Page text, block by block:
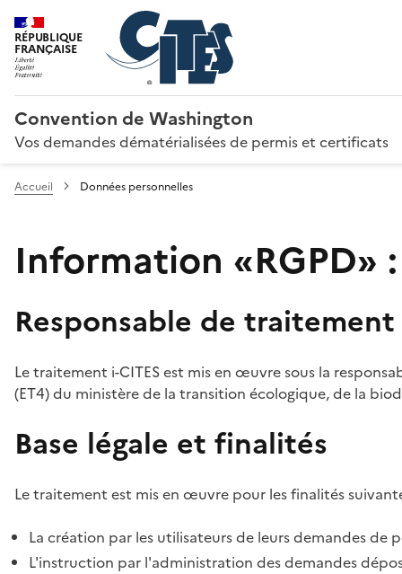
RÉPUBLIQUE
FRANÇAISE
Convention de Washington
Vos demandes dématérialisées de permis et certificats
Accueil Données personnelles
Information «RGPD»
Responsable de traitement
Le traitement i-CITES est mis en œuvre sous la
(ET4) du ministère de la transition écologique, de la
Base légale et finalités
Le traitement est mis en œuvre pour les finalités
La création par les utilisateurs de leurs demandes
L'instruction par l'administration des demandes